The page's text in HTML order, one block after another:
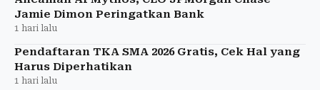
Jamie Dimon Peringatkan Bank
1 hari lalu
Pendaftaran TKA SMA 2026 Gratis, Cek Hal yang
Harus Diperhatikan
1 hari lalu